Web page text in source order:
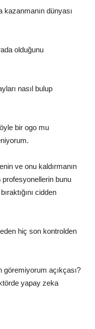
kazanmanın dünyası
olduğunu
nasıl bulup
bir ogo mu
ve onu kaldırmanın
profesyonellerin bunu
cidden
hiç son kontrolden
açıkçası?
yapay zeka